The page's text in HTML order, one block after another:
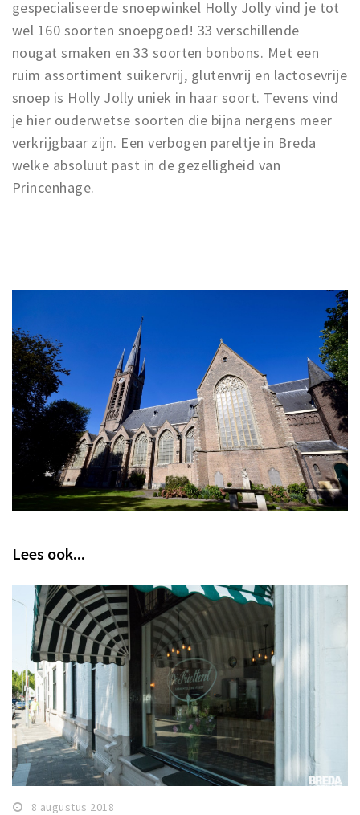
gespecialiseerde snoepwinkel Holly Jolly vind je tot
wel 160 soorten snoepgoed! 33 verschillende
nougat smaken en 33 soorten bonbons. Met een
ruim assortiment suikervrij, glutenvrij en lactosevrije
snoep is Holly Jolly uniek in haar soort. Tevens vind
je hier ouderwetse soorten die bijna nergens meer
verkrijgbaar zijn. Een verbogen pareltje in Breda
welke absoluut past in de gezelligheid van
Princenhage.
Lees ook...
8 augustus 2018